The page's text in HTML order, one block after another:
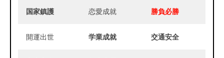
国家鎮護 恋愛成就 勝負必勝
開運出世 学業成就 交通安全